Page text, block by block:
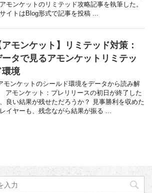
モンケットのリミテッド攻略記事を執筆した。
イトはBlog形式で記事を投稿 ...
アモンケット】リミテッド対策：
ータで見るアモンケットリミテッ
環境
モンケットのシールド環境をデータから読み解
アモンケット：プレリリースの初日が終了した
良い結果が残せただろうか？ 見事勝利を収めた
イヤーも、残念ながら結果が振る ...